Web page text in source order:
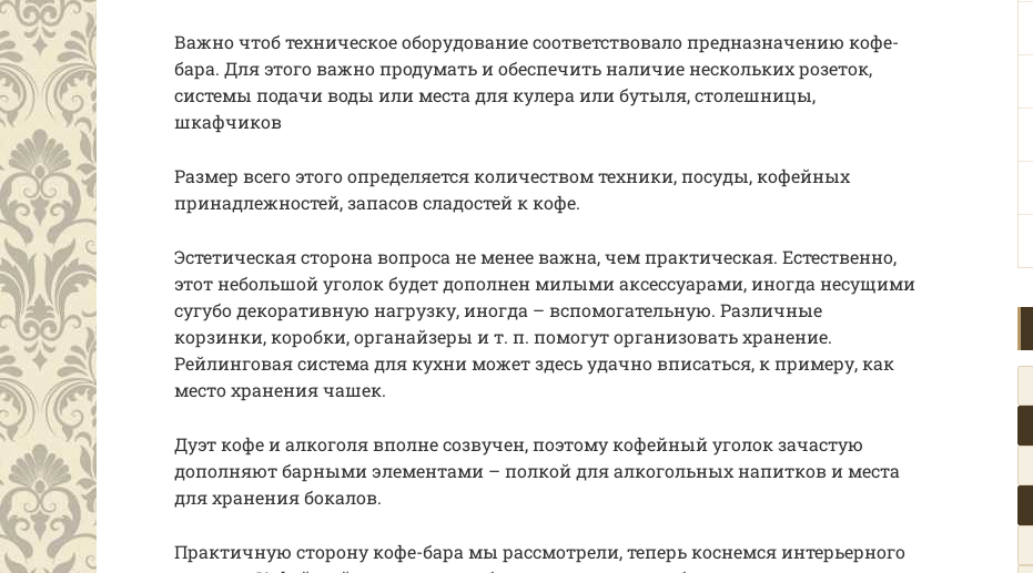
Важно чтоб техническое оборудование соответствовало предназначению кофе-
бара. Для этого важно продумать и обеспечить наличие нескольких розеток,
системы подачи воды или места для кулера или бутыля, столешницы,
шкафчиков
Размер всего этого определяется количеством техники, посуды, кофейных
принадлежностей, запасов сладостей к кофе.
Эстетическая сторона вопроса не менее важна, чем практическая. Естественно,
этот небольшой уголок будет дополнен милыми аксессуарами, иногда несущими
сугубо декоративную нагрузку, иногда – вспомогательную. Различные
корзинки, коробки, органайзеры и т. п. помогут организовать хранение.
Рейлинговая система для кухни может здесь удачно вписаться, к примеру, как
место хранения чашек.
Дуэт кофе и алкоголя вполне созвучен, поэтому кофейный уголок зачастую
дополняют барными элементами – полкой для алкогольных напитков и места
для хранения бокалов.
Практичную сторону кофе-бара мы рассмотрели, теперь коснемся интерьерного